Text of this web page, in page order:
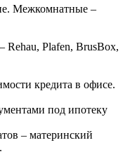
Межкомнатные –
Rehau, Plafen, BrusBox,
кредита в офисе.
под ипотеку
– материнский